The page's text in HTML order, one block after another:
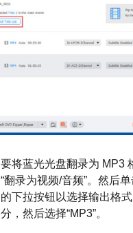
要将蓝光光盘翻录为 MP3
“翻录为视频/音频”。然后单
的下拉按钮以选择输出格式
分，然后选择“MP3”。